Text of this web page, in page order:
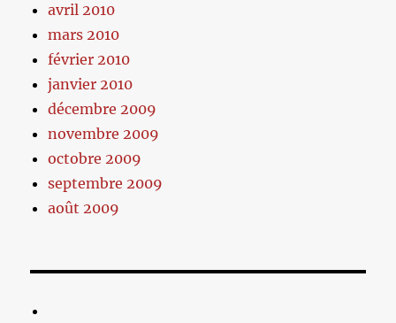
avril 2010
mars 2010
février 2010
janvier 2010
décembre 2009
novembre 2009
octobre 2009
septembre 2009
août 2009